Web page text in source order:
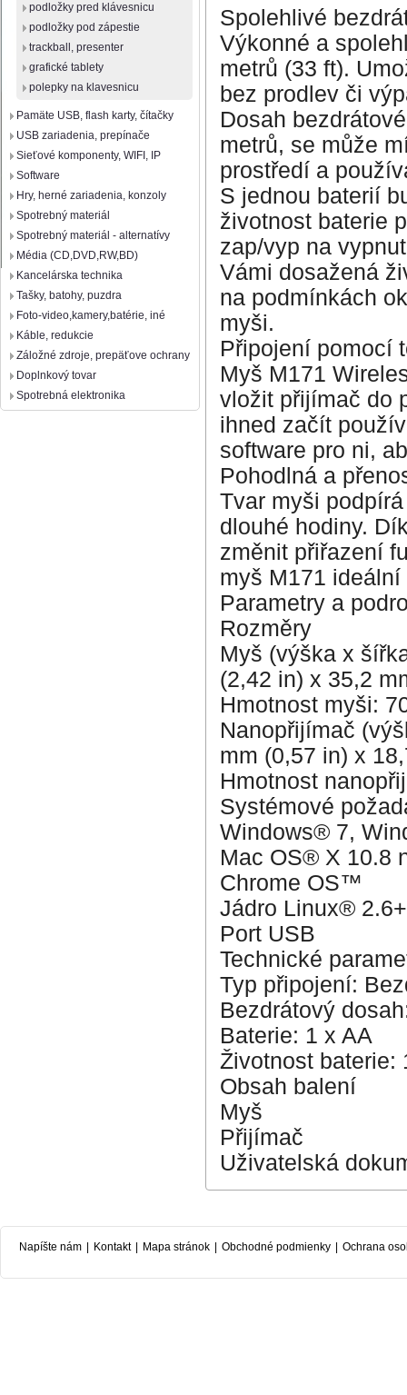
podložky pred klávesnicu
podložky pod zápestie
trackball, presenter
grafické tablety
polepky na klavesnicu
Pamäte USB, flash karty, čítačky
USB zariadenia, prepínače
Sieťové komponenty, WIFI, IP
Software
Hry, herné zariadenia, konzoly
Spotrebný materiál
Spotrebný materiál - alternatívy
Média (CD,DVD,RW,BD)
Kancelárska technika
Tašky, batohy, puzdra
Foto-video,kamery,batérie, iné
Káble, redukcie
Záložné zdroje, prepäťove ochrany
Doplnkový tovar
Spotrebná elektronika
Spolehlivé
Výkonné a
metrů (33 ft).
bez prodlev či
Dosah
metrů, se může
prostředí a
S jednou baterií
životnost baterie
zap/vyp na
Vámi dosažená
na podmínkách
myši.
Připojení pomocí
Myš M171
vložit přijímač do
ihned začít
software pro ni,
Pohodlná a
Tvar myši
dlouhé hodiny.
změnit přiřazení
myš M171
Parametry a
Rozměry
Myš (výška x
(2,42 in) x 35,2
Hmotnost myši:
Nanopřijímač
mm (0,57 in) x
Hmotnost
Systémové
Windows® 7,
Mac OS® X 10.8
Chrome OS™
Jádro Linux® 2.6+
Port USB
Technické
Typ připojení:
Bezdrátový
Baterie: 1 x AA
Životnost baterie:
Obsah balení
Myš
Přijímač
Uživatelská
Napíšte nám | Kontakt | Mapa stránok | Obchodné podmienky | Ochrana